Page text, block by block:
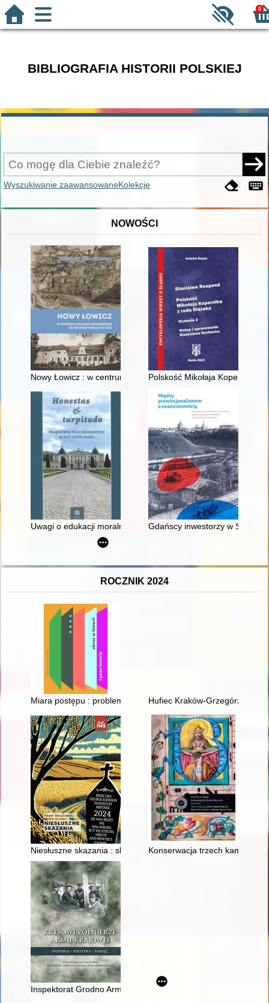
0
BIBLIOGRAFIA HISTORII POLSKIEJ
Wyszukiwanie zaawansowaneKolekcje
NOWOŚCI
Nowy Łowicz : w centrum poligonu drawskiego od
Polskość Mikołaja Kopernika z
Uwagi o edukacji moralnej synów szlacheckich w XVI-
Gdańscy inwestorzy w
ROCZNIK 2024
Miara postępu : problem relacji formalizmu i realizmu w
Hufiec Kraków-Grzegórzki w
Niesłuszne skazania : skala zjawiska i jego przyczyny w
Konserwacja trzech
Inspektorat Grodno Armii Krajowej